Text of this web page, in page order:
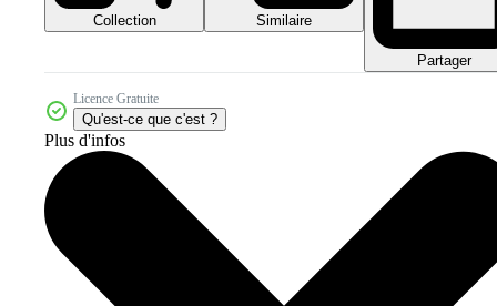
Collection Similaire
Partager
Licence Gratuite
Qu'est-ce que c'est ?
Plus d'infos